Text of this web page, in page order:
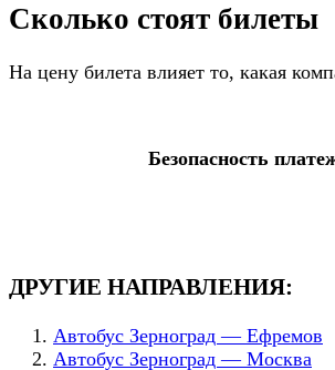
Сколько стоят билеты
На цену билета влияет то, какая
Безопасность
ДРУГИЕ НАПРАВЛЕНИЯ:
Автобус Зерноград — Ефремов
Автобус Зерноград — Москва